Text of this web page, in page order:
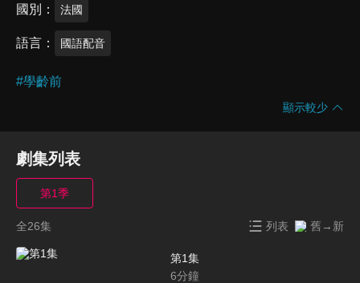
國別 法國
語言 國語配音
#學齡前
顯示較少
劇集列表
第1季
全26集 列表 舊→新
第1集
6分鐘